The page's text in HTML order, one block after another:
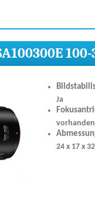
Ja
vorhanden
24 x 17 x